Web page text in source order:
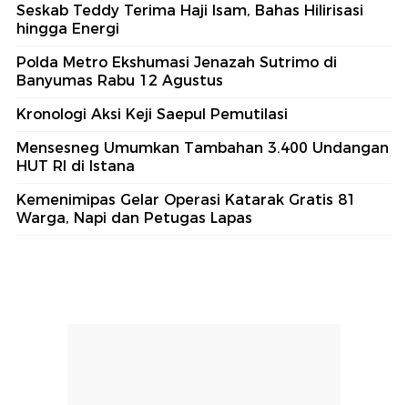
Seskab Teddy Terima Haji Isam, Bahas Hilirisasi
hingga Energi
Polda Metro Ekshumasi Jenazah Sutrimo di
Banyumas Rabu 12 Agustus
Kronologi Aksi Keji Saepul Pemutilasi
Mensesneg Umumkan Tambahan 3.400 Undangan
HUT RI di Istana
Kemenimipas Gelar Operasi Katarak Gratis 81
Warga, Napi dan Petugas Lapas